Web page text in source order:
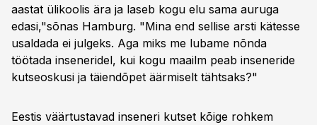
aastat ülikoolis ära ja laseb kogu elu sama auruga
edasi,"sõnas Hamburg. "Mina end sellise arsti kätesse
usaldada ei julgeks. Aga miks me lubame nõnda
töötada inseneridel, kui kogu maailm peab inseneride
kutseoskusi ja täiendõpet äärmiselt tähtsaks?"
Eestis väärtustavad inseneri kutset kõige rohkem